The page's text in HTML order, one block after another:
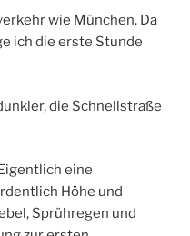
wie München. Da
ich die erste Stunde
die Schnellstraße
eine
Höhe und
Sprühregen und